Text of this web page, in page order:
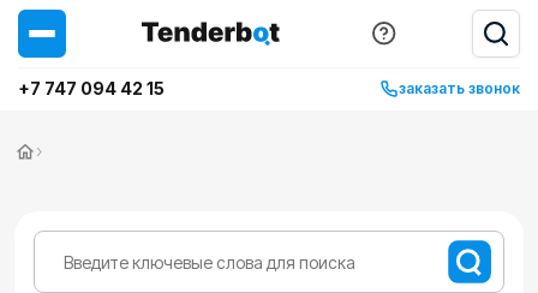
+7 747 094 42 15 заказать звонок
›